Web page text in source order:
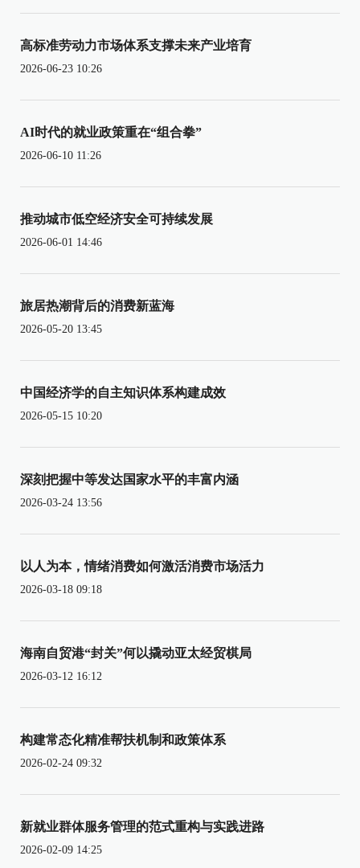
高标准劳动力市场体系支撑未来产业培育
2026-06-23 10:26
AI时代的就业政策重在“组合拳”
2026-06-10 11:26
推动城市低空经济安全可持续发展
2026-06-01 14:46
旅居热潮背后的消费新蓝海
2026-05-20 13:45
中国经济学的自主知识体系构建成效
2026-05-15 10:20
深刻把握中等发达国家水平的丰富内涵
2026-03-24 13:56
以人为本，情绪消费如何激活消费市场活力
2026-03-18 09:18
海南自贸港“封关”何以撬动亚太经贸棋局
2026-03-12 16:12
构建常态化精准帮扶机制和政策体系
2026-02-24 09:32
新就业群体服务管理的范式重构与实践进路
2026-02-09 14:25